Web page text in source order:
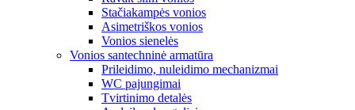
Stačiakampės vonios
Asimetriškos vonios
Vonios sienelės
Vonios santechninė armatūra
Prileidimo, nuleidimo mechanizmai
WC pajungimai
Tvirtinimo detalės